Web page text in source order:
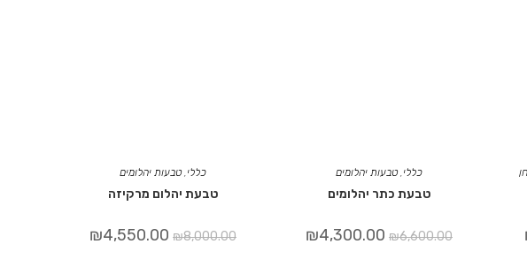
כללי ,טבעות יהלומים
טבעת יהלום מרקיזה
₪8,000.00
₪4,550.00
כללי ,טבעות יהלומים
טבעת כתר יהלומים
₪6,600.00
₪4,300.00